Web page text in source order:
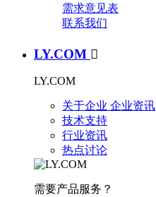
需求意见表
联系我们
LY.COM 
LY.COM
关于企业 企业资讯
技术支持
行业资讯
热点讨论
需要产品服务？